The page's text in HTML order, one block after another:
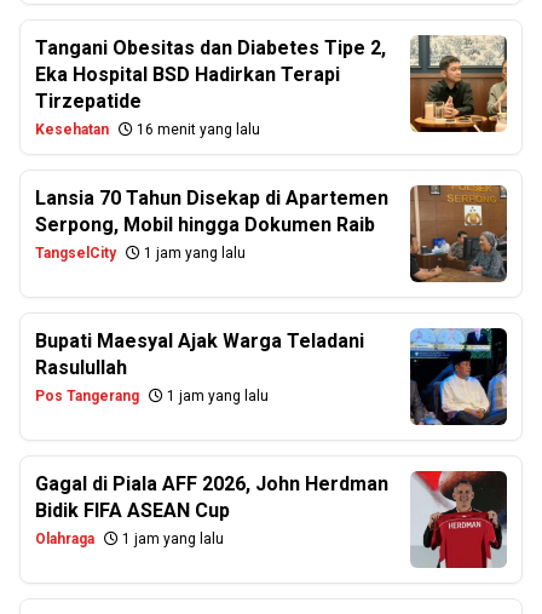
Tangani Obesitas dan Diabetes Tipe 2,
Eka Hospital BSD Hadirkan Terapi
Tirzepatide
Kesehatan 16 menit yang lalu
Lansia 70 Tahun Disekap di Apartemen
Serpong, Mobil hingga Dokumen Raib
TangselCity 1 jam yang lalu
Bupati Maesyal Ajak Warga Teladani
Rasulullah
Pos Tangerang 1 jam yang lalu
Gagal di Piala AFF 2026, John Herdman
Bidik FIFA ASEAN Cup
Olahraga 1 jam yang lalu